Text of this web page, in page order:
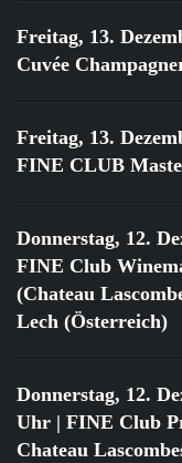
Freitag, 13.
Cuvée
Freitag, 13.
FINE CLUB
Donnerstag, 12.
FINE Club
(Chateau
Lech (Österreich)
Donnerstag, 12.
Uhr | FINE Club
Chateau